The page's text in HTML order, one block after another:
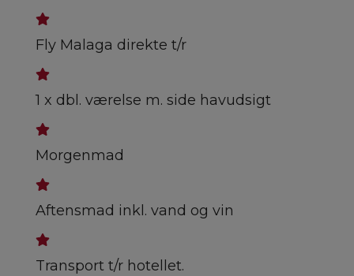
Fly Malaga direkte t/r
1 x dbl. værelse m. side havudsigt
Morgenmad
Aftensmad inkl. vand og vin
Transport t/r hotellet.